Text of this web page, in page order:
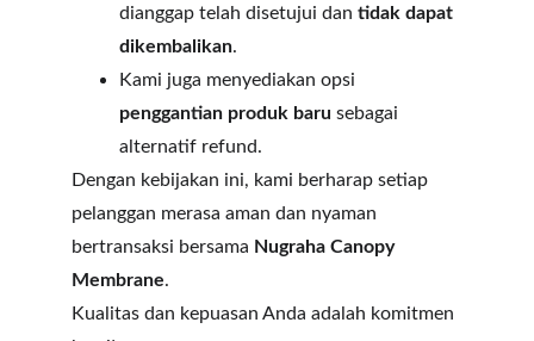
dianggap telah disetujui dan tidak dapat
dikembalikan.
Kami juga menyediakan opsi
penggantian produk baru sebagai
alternatif refund.
Dengan kebijakan ini, kami berharap setiap
pelanggan merasa aman dan nyaman
bertransaksi bersama Nugraha Canopy
Membrane.
Kualitas dan kepuasan Anda adalah komitmen